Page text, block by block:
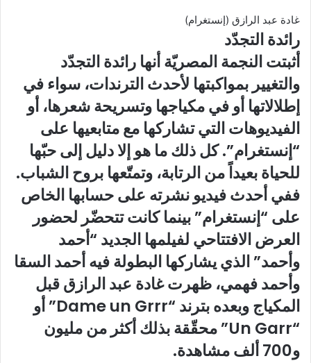
غادة عبد الرازق (إنستغرام)
رائدة التجدّد
أثبتت النجمة المصريّة أنها رائدة التجدّد
والتغيير بمواكبتها لأحدث الترندات، سواء في
إطلالاتها أو في مكياجها وتسريحة شعرها، أو
الفيديوهات التي تشاركها مع متابعيها على
“إنستغرام”. كل ذلك ما هو إلا دليل إلى حبّها
للحياة بعيداً من الرتابة، وتمتّعها بروح الشباب.
ففي أحدث فيديو نشرته على حسابها الخاص
على “إنستغرام” بينما كانت تتحضّر لحضور
العرض الافتتاحي لفيلمها الجديد “أحمد
وأحمد” الذي يشاركها البطولة فيه أحمد السقا
وأحمد فهمي، ظهرت غادة عبد الرازق قبل
المكياج وبعده بترند “Dame un Grrr” أو
“Un Garr” محقّقة بذلك أكثر من مليون
و700 ألف مشاهدة.